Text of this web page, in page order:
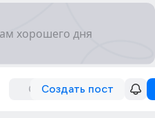
Создать пост